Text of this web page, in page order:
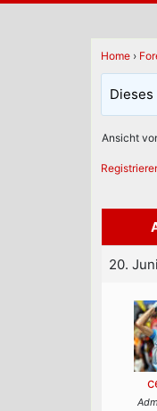
Home ›
Ansicht
20.